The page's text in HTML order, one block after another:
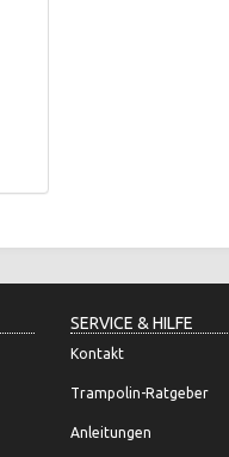
SERVICE & HILFE
Kontakt
Trampolin-Ratgeber
Anleitungen